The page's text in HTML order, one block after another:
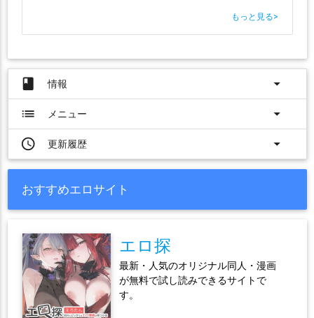
もっと見る>
book 情報
arrow_drop_down
list
メニュー
arrow_drop_down
access_time
更新履歴 arrow_drop_down
おすすめエロサイト
エロ探
最新・人気のオリジナル同人・漫画
が無料で試し読みできるサイトで
す。